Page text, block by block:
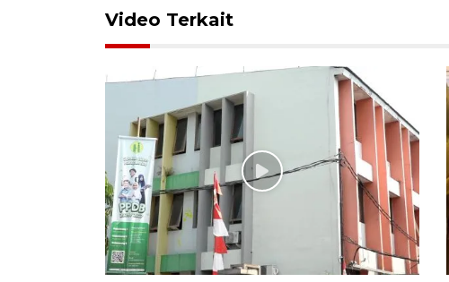
Video Terkait